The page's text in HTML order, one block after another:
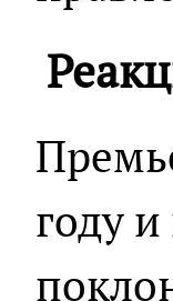
году